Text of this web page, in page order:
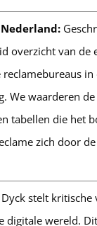
overzicht van de
We waarderen
tabellen die het
zich door
stelt kritische
digitale wereld.